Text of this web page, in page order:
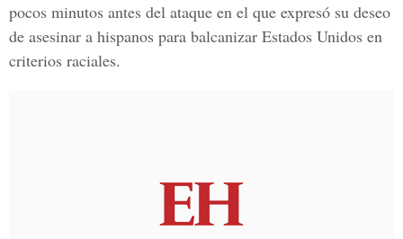
pocos minutos antes del ataque en el que expresó su deseo
de asesinar a hispanos para balcanizar Estados Unidos en
criterios raciales.